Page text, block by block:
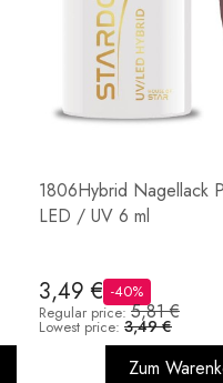
1806Hybrid Nagellack
LED / UV 6 ml
3,49 € -40%
Regular price: 5,81 €
Lowest price: 3,49 €
Zum